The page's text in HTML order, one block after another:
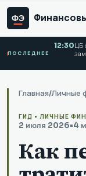
ФЭ
ПОСЛЕДНЕЕ
12:30ЦБ
Главная/Личные
ГИД • ЛИЧНЫЕ
2 июля 2026•4
Как